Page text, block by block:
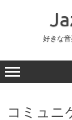
ッ
プ
好きな
コミュニ